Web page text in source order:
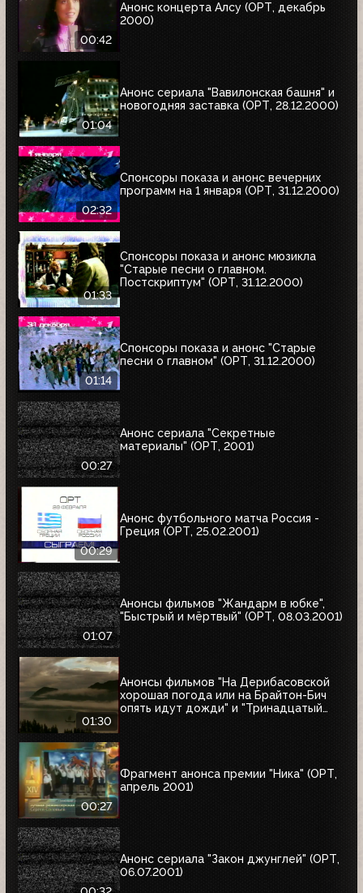
00:42
Анонс концерта Алсу (ОРТ, декабрь
2000)
01:04
Анонс сериала "Вавилонская башня" и
новогодняя заставка (ОРТ, 28.12.2000)
02:32
Спонсоры показа и анонс вечерних
программ на 1 января (ОРТ, 31.12.2000)
01:33
Спонсоры показа и анонс мюзикла
"Старые песни о главном.
Постскриптум" (ОРТ, 31.12.2000)
01:14
Спонсоры показа и анонс "Старые
песни о главном" (ОРТ, 31.12.2000)
00:27
Анонс сериала "Секретные
материалы" (ОРТ, 2001)
00:29
Анонс футбольного матча Россия -
Греция (ОРТ, 25.02.2001)
01:07
Анонсы фильмов "Жандарм в юбке",
"Быстрый и мёртвый" (ОРТ, 08.03.2001)
01:30
Анонсы фильмов "На Дерибасовской
хорошая погода или на Брайтон-Бич
опять идут дожди" и "Тринадцатый
00:27
Фрагмент анонса премии "Ника" (ОРТ,
апрель 2001)
Анонс сериала "Закон джунглей" (ОРТ,
06.07.2001)